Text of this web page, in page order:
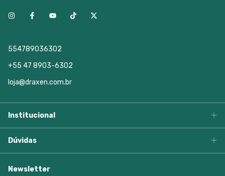
554789036302
+55 47 8903-6302
loja@draxen.com.br
Institucional
Dúvidas
Newsletter